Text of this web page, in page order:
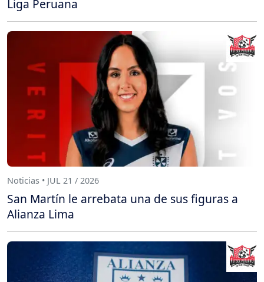
Liga Peruana
Noticias • JUL 21 / 2026
San Martín le arrebata una de sus figuras a
Alianza Lima